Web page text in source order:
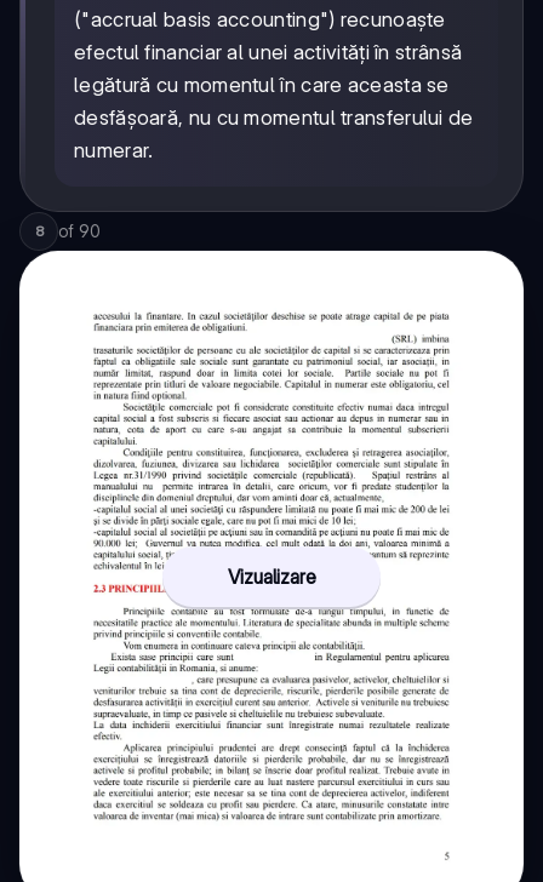
("accrual basis accounting") recunoaște
efectul financiar al unei activități în strânsă
legătură cu momentul în care aceasta se
desfășoară, nu cu momentul transferului de
numerar.
8 of 90
Vizualizare